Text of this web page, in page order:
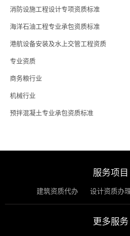
消防设施工程设计专项资质标准
海洋石油工程专业承包资质标准
港航设备安装及水上交管工程资质
专业资质
商务粮行业
机械行业
预拌混凝土专业承包资质标准
服务项目
建筑资质代办 设计资质办
更多服务